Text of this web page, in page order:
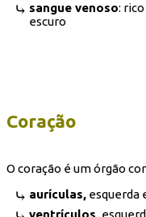
sangue venoso:
escuro
Coração
O coração é um órgão
aurículas,esquerda